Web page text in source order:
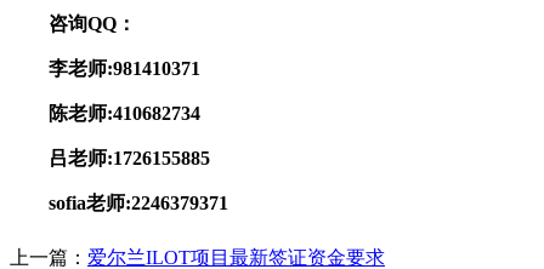
咨询QQ：
李老师:981410371
陈老师:410682734
吕老师:1726155885
sofia老师:2246379371
上一篇： 爱尔兰ILOT项目最新签证资金要求